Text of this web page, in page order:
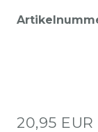
20,95 EUR